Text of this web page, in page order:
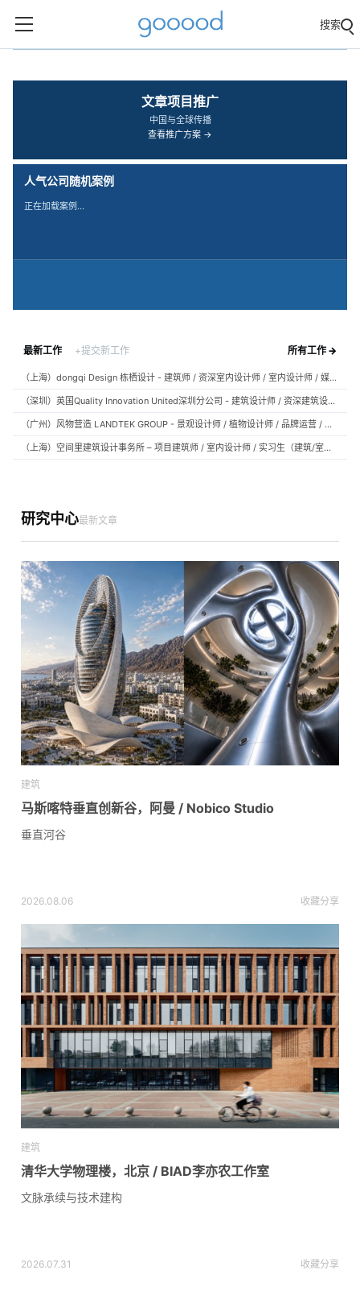
搜索
文章项目推广
中国与全球传播
查看推广方案 →
人气公司随机案例
正在加载案例…
最新工作 +提交新工作 所有工作 →
（上海）dongqi Design 栋栖设计 - 建筑师 / 资深室内设计师 / 室内设计师 / 媒体及公共关系主管 / 设计实习生（常年招聘）
（深圳）英国Quality Innovation United深圳分公司 - 建筑设计师 / 资深建筑设计师 / 室内设计师 / 设计实习生
（广州）风物营造 LANDTEK GROUP - 景观设计师 / 植物设计师 / 品牌运营 / 实习生
（上海）空间里建筑设计事务所 – 项目建筑师 / 室内设计师 / 实习生（建筑/室内）
研究中心最新文章
建筑
马斯喀特垂直创新谷，阿曼 / Nobico Studio
垂直河谷
2026.08.06 收藏分享
建筑
清华大学物理楼，北京 / BIAD李亦农工作室
文脉承续与技术建构
2026.07.31 收藏分享